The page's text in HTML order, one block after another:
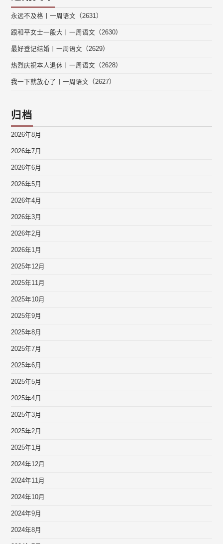
永远不及格丨一周语文（2631）
跟和平女士一般大丨一周语文（2630）
最好登记结婚丨一周语文（2629）
热烈庆祝本人退休丨一周语文（2628）
我一下就放心了丨一周语文（2627）
归档
2026年8月
2026年7月
2026年6月
2026年5月
2026年4月
2026年3月
2026年2月
2026年1月
2025年12月
2025年11月
2025年10月
2025年9月
2025年8月
2025年7月
2025年6月
2025年5月
2025年4月
2025年3月
2025年2月
2025年1月
2024年12月
2024年11月
2024年10月
2024年9月
2024年8月